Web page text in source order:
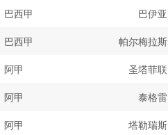
巴西甲 巴伊亚
巴西甲 帕尔梅拉斯
阿甲 圣塔菲联
阿甲 泰格雷
阿甲 塔勒瑞斯